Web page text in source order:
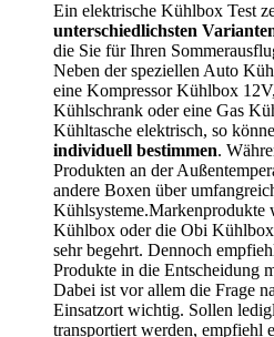
Ein elektrische Kühlbox Test
unterschiedlichsten
die Sie für Ihren
Neben der speziellen Auto
eine Kompressor Kühlbox
Kühlschrank oder eine Gas
Kühltasche elektrisch, so
individuell bestimmen.
Produkten an der
andere Boxen über
Kühlsysteme.Markenprodukte
Kühlbox oder die Obi
sehr begehrt. Dennoch
Produkte in die Entscheidung
Dabei ist vor allem die Frage
Einsatzort wichtig. Sollen
transportiert werden, empfiehl